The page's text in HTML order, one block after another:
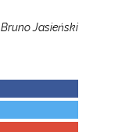
Bruno Jasieński